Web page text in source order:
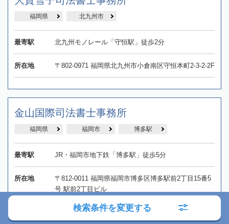
福岡県 北九州市
最寄駅 北九州モノレール「守恒駅」徒歩2分
所在地 〒802-0971 福岡県北九州市小倉南区守恒本町2-3-2-2F
金山国際司法書士事務所
福岡県 福岡市 博多駅
最寄駅 JR・福岡市地下鉄「博多駅」徒歩5分
所在地
〒812-0011 福岡県福岡市博多区博多駅前2丁目15番5
号 駅前2丁目ビル
検索条件を変更する